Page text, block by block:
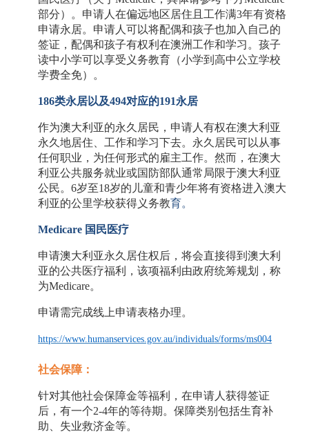
部分）。申请人在偏远地区居住且工作满3年有资格
申请永居。申请人可以将配偶和孩子也加入自己的
签证，配偶和孩子有权利在澳洲工作和学习。孩子
读中小学可以享受义务教育（小学到高中公立学校
学费全免）。
186类永居以及494对应的191永居
作为澳大利亚的永久居民，申请人有权在澳大利亚
永久地居住、工作和学习下去。永久居民可以从事
任何职业，为任何形式的雇主工作。然而，在澳大
利亚公共服务就业或国防部队通常局限于澳大利亚
公民。 6岁至18岁的儿童和青少年将有资格进入澳大
利亚的公里学校获得义务教育。
Medicare 国民医疗
申请澳大利亚永久居住权后，将会直接得到澳大利
亚的公共医疗福利，该项福利由政府统筹规划，称
为Medicare。
申请需完成线上申请表格办理。
https://www.humanservices.gov.au/individuals/forms/ms004
社会保障：
针对其他社会保障金等福利，在申请人获得签证
后，有一个2-4年的等待期。保障类别包括生育补
助、失业救济金等。